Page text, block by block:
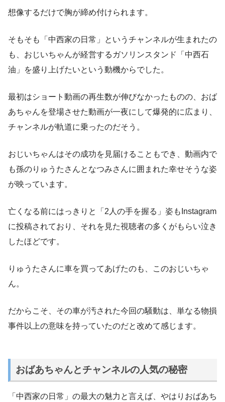
想像するだけで胸が締め付けられます。
そもそも「中西家の日常」というチャンネルが生まれたの
も、おじいちゃんが経営するガソリンスタンド「中西石
油」を盛り上げたいという動機からでした。
最初はショート動画の再生数が伸びなかったものの、おば
あちゃんを登場させた動画が一夜にして爆発的に広まり、
チャンネルが軌道に乗ったのだそう。
おじいちゃんはその成功を見届けることもでき、動画内で
も孫のりゅうたさんとなつみさんに囲まれた幸せそうな姿
が映っています。
亡くなる前にはっきりと「2人の手を握る」姿もInstagram
に投稿されており、それを見た視聴者の多くがもらい泣き
したほどです。
りゅうたさんに車を買ってあげたのも、このおじいちゃ
ん。
だからこそ、その車が汚された今回の騒動は、単なる物損
事件以上の意味を持っていたのだと改めて感じます。
おばあちゃんとチャンネルの人気の秘密
「中西家の日常」の最大の魅力と言えば、やはりおばあち